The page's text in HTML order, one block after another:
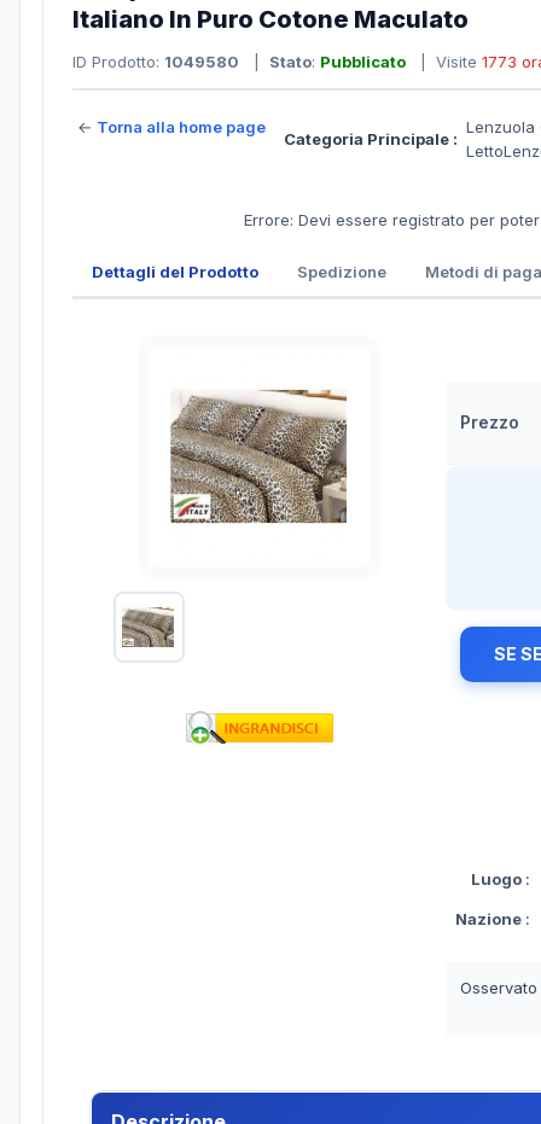
Italiano In Puro Cotone Maculato
ID Prodotto: 1049580 Stato: Pubblicato | Visite 1773
← Torna alla home page
Categoria Principale :
Lenzuola
Errore: Devi essere registrato per
Dettagli del Prodotto Spedizione Metodi di
Prezzo
SE
Luogo :
Nazione :